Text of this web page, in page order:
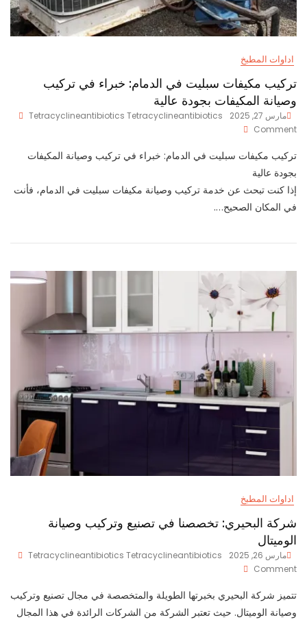
اداوات المطبخ
تركيب مكيفات سبليت في الدمام: خبراء في تركيب
وصيانة المكيفات بجودة عالية
مارس 27, 2025
Tetracyclineantibiotics Tetracyclineantibiotics
Comment
مكيفات
الدمام:
خبراء
وصيانة
بجودة
عالية
تركيب مكيفات سبليت في الدمام: خبراء في تركيب وصيانة المكيفات
بجودة عالية
إذا كنت تبحث عن خدمة تركيب وصيانة مكيفات سبليت في الدمام، فأنت
في المكان الصحيح….
اداوات المطبخ
شركة البحيري: تخصصنا في تصنيع وتركيب وصيانة
الوميتال
مارس 26, 2025
Tetracyclineantibiotics Tetracyclineantibiotics
Comment
البحيري:
تخصصنا
تتميز شركة البحيري بخبرتها الطويلة والمتخصصة في مجال تصنيع وتركيب
وصيانة الوميتال. حيث تعتبر الشركة من الشركات الرائدة في هذا المجال